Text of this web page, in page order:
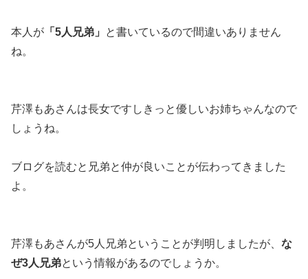
本人が 「5人兄弟」
と書いているので間違いありません
ね。
芹澤もあさんは長女ですしきっと優しいお姉ちゃんなので
しょうね。
ブログを読むと兄弟と仲が良いことが伝わってきました
よ。
芹澤もあさんが5人兄弟ということが判明しましたが、 な
ぜ3人兄弟という情報があるのでしょうか。